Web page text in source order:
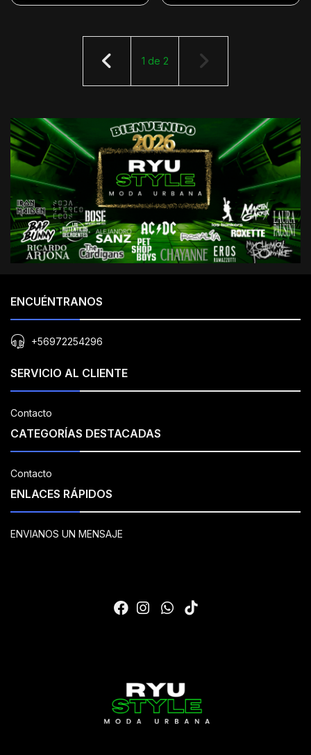
1 de 2
ENCUÉNTRANOS
+56972254296
SERVICIO AL CLIENTE
Contacto
CATEGORÍAS DESTACADAS
Contacto
ENLACES RÁPIDOS
ENVIANOS UN MENSAJE